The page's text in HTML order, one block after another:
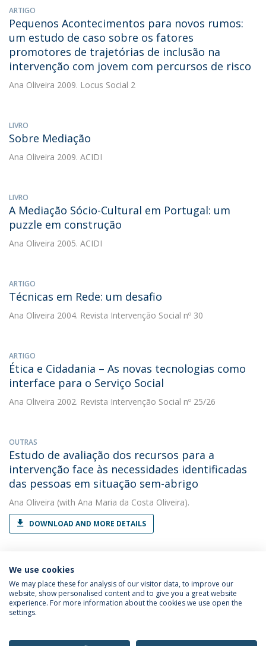
ARTIGO
Pequenos Acontecimentos para novos rumos:
um estudo de caso sobre os fatores
promotores de trajetórias de inclusão na
intervenção com jovem com percursos de risco
Ana Oliveira 2009. Locus Social 2
LIVRO
Sobre Mediação
Ana Oliveira 2009. ACIDI
LIVRO
A Mediação Sócio-Cultural em Portugal: um
puzzle em construção
Ana Oliveira 2005. ACIDI
ARTIGO
Técnicas em Rede: um desafio
Ana Oliveira 2004. Revista Intervenção Social nº 30
ARTIGO
Ética e Cidadania – As novas tecnologias como
interface para o Serviço Social
Ana Oliveira 2002. Revista Intervenção Social nº 25/26
OUTRAS
Estudo de avaliação dos recursos para a
intervenção face às necessidades identificadas
das pessoas em situação sem-abrigo
Ana Oliveira (with Ana Maria da Costa Oliveira).
DOWNLOAD AND MORE DETAILS
Política de Privacidade
Termos & Condições
We use cookies
We may place these for analysis of our visitor data, to improve our
website, show personalised content and to give you a great website
experience. For more information about the cookies we use open the
settings.